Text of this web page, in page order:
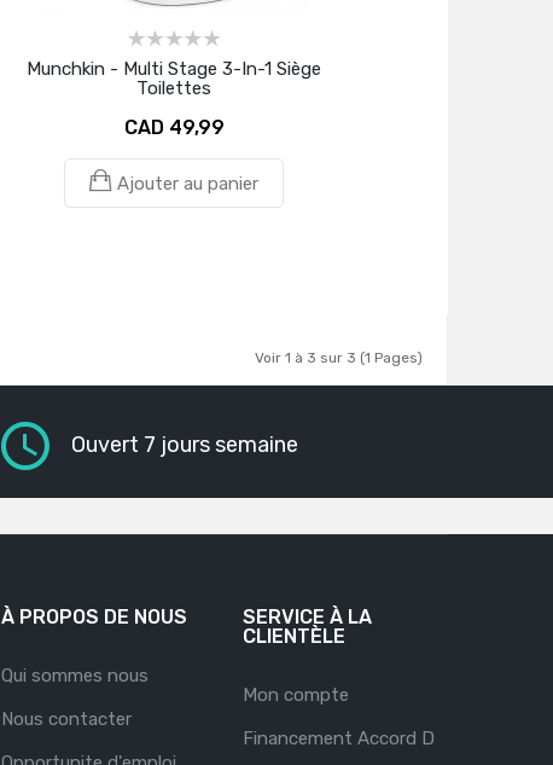
Munchkin - Multi Stage 3-In-1 Siège
Toilettes
CAD 49,99
Ajouter au panier
Voir 1 à 3 sur 3 (1 Pages)
Ouvert 7 jours semaine
À PROPOS DE NOUS
Qui sommes nous
Nous contacter
SERVICE À LA
CLIENTÈLE
Mon compte
Financement Accord D